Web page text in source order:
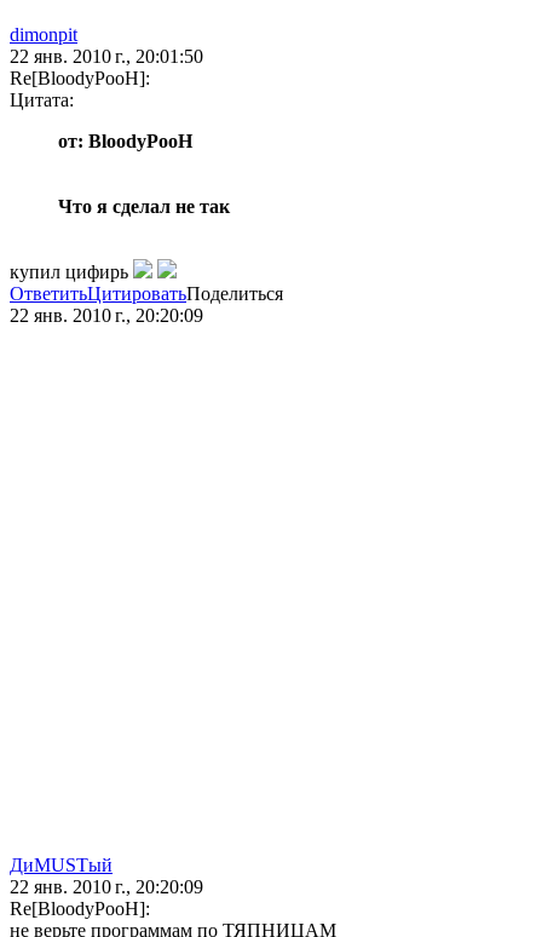
dimonpit
22 янв. 2010 г., 20:01:50
Re[BloodyPooH]:
Цитата:
от: BloodyPooH
Что я сделал не так
купил цифирь
ОтветитьЦитироватьПоделиться
22 янв. 2010 г., 20:20:09
ДиMUSTый
22 янв. 2010 г., 20:20:09
Re[BloodyPooH]:
не верьте программам по ТЯПНИЦАМ